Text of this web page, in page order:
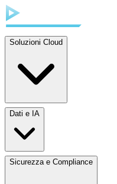
Soluzioni Cloud
Dati e IA
Sicurezza e Compliance